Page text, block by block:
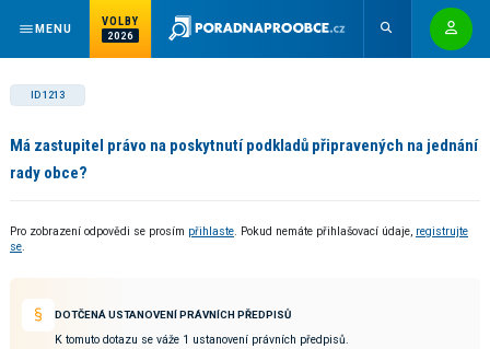
MENU
VOLBY
2026
ID 1213
Má zastupitel právo na poskytnutí podkladů připravených na jednání
rady obce?
Pro zobrazení odpovědi se prosím přihlaste. Pokud nemáte přihlašovací údaje, registrujte
se.
DOTČENÁ USTANOVENÍ PRÁVNÍCH PŘEDPISŮ
K tomuto dotazu se váže 1 ustanovení právních předpisů.